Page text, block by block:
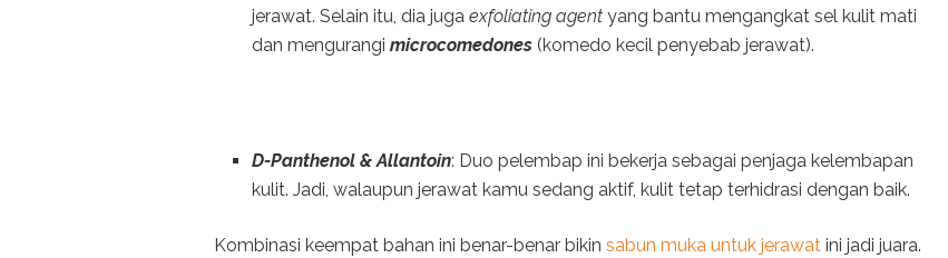
jerawat. Selain itu, dia jugaexfoliating agent yang bantu mengangkat sel kulit mati
dan mengurangimicrocomedones (komedo kecil penyebab jerawat).
D-Panthenol & Allantoin: Duo pelembap ini bekerja sebagai penjaga kelembapan
kulit. Jadi, walaupun jerawat kamu sedang aktif, kulit tetap terhidrasi dengan baik.
Kombinasi keempat bahan ini benar-benar bikin sabun muka untuk jerawat ini jadi juara.